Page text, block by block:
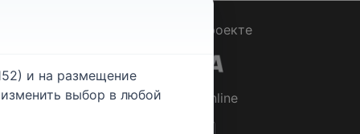
О проекте
© 2026Rabotniki.online
и на размещение
выбор в любой